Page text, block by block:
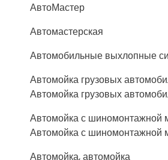
АвтоМастер
Автомастерская
Автомобильные выхлопные
Автомойка грузовых
Автомойка грузовых
Автомойка с шиномонтажной
Автомойка с шиномонтажной
Автомойка, автомойка